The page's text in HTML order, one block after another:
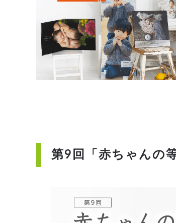
第9回「赤ちゃんの